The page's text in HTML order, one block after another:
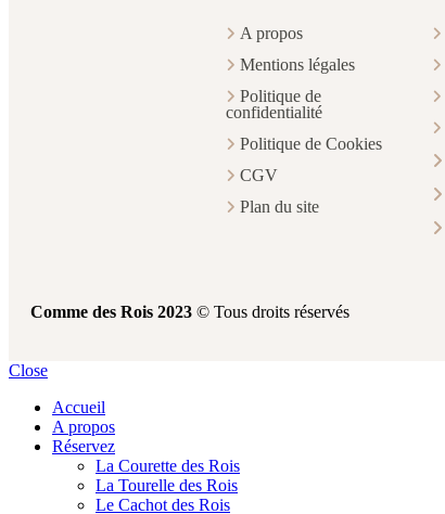
A propos
Mentions légales
Politique de
confidentialité
Politique de Cookies
CGV
Plan du site
Comme des Rois 2023 © Tous droits réservés
Close
Accueil
A propos
Réservez
La Courette des Rois
La Tourelle des Rois
Le Cachot des Rois